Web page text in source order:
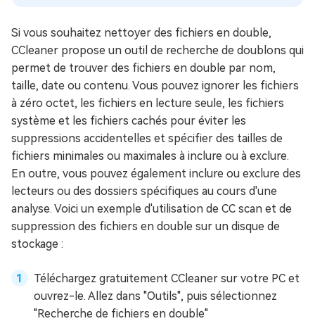
Si vous souhaitez nettoyer des fichiers en double,
CCleaner propose un outil de recherche de doublons qui
permet de trouver des fichiers en double par nom,
taille, date ou contenu. Vous pouvez ignorer les fichiers
à zéro octet, les fichiers en lecture seule, les fichiers
système et les fichiers cachés pour éviter les
suppressions accidentelles et spécifier des tailles de
fichiers minimales ou maximales à inclure ou à exclure.
En outre, vous pouvez également inclure ou exclure des
lecteurs ou des dossiers spécifiques au cours d'une
analyse. Voici un exemple d'utilisation de CC scan et de
suppression des fichiers en double sur un disque de
stockage :
Téléchargez gratuitement CCleaner sur votre PC et
ouvrez-le. Allez dans "Outils", puis sélectionnez
"Recherche de fichiers en double"